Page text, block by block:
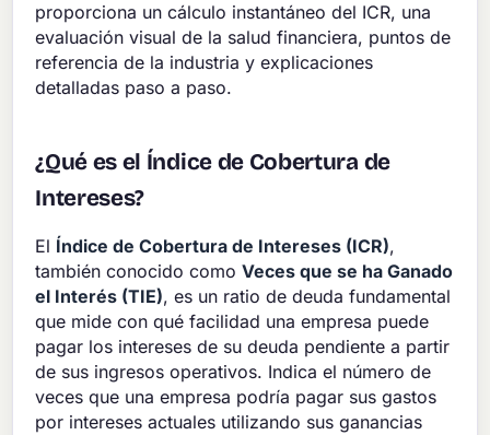
proporciona un cálculo instantáneo del ICR, una
evaluación visual de la salud financiera, puntos de
referencia de la industria y explicaciones
detalladas paso a paso.
¿Qué es el Índice de Cobertura de
Intereses?
El Índice de Cobertura de Intereses (ICR),
también conocido comoVeces que se ha Ganado
el Interés (TIE), es un ratio de deuda fundamental
que mide con qué facilidad una empresa puede
pagar los intereses de su deuda pendiente a partir
de sus ingresos operativos. Indica el número de
veces que una empresa podría pagar sus gastos
por intereses actuales utilizando sus ganancias